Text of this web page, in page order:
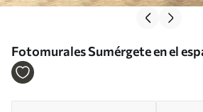
Fotomurales Sumérgete en el